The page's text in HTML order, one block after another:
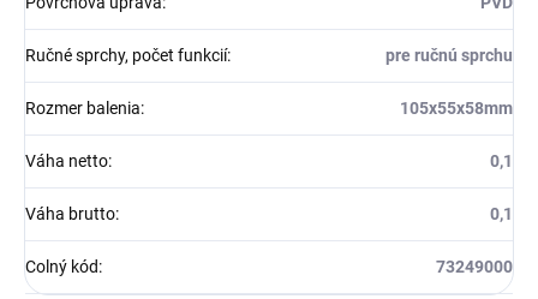
Ručné sprchy, počet funkcií: pre ručnú sprchu
Rozmer balenia: 105x55x58mm
Váha netto: 0,1
Váha brutto: 0,1
Colný kód: 73249000